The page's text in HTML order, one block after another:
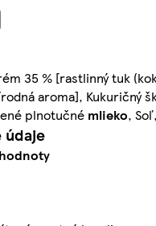
35 % [rastlinný tuk
aroma], Kukuričný
plnotučné mlieko,
údaje